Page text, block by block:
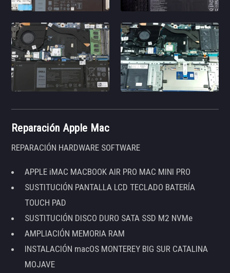
Reparación Apple Mac
REPARACIÓN HARDWARE SOFTWARE
APPLE iMAC MACBOOK AIR PRO MAC MINI PRO
SUSTITUCIÓN PANTALLA LCD TECLADO BATERÍA
TOUCH PAD
SUSTITUCIÓN DISCO DURO SATA SSD M2 NVMe
AMPLIACIÓN MEMORIA RAM
INSTALACIÓN macOS MONTEREY BIG SUR CATALINA
MOJAVE